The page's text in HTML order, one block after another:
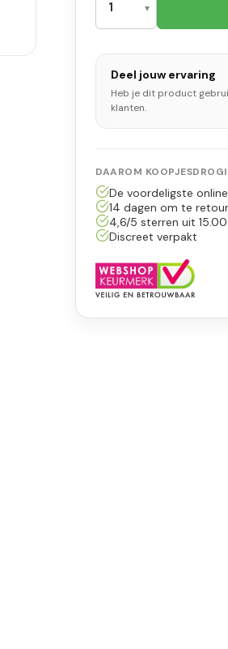
Deel jouw ervaring
Heb je dit product
klanten.
DAAROM
De voordeligste
14 dagen om te
4,6/5 sterren uit
Discreet verpakt